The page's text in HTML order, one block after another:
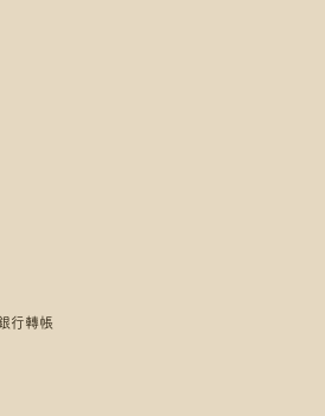
行轉帳